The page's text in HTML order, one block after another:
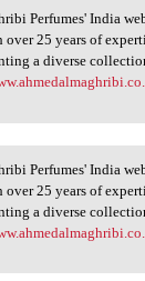
Perfumes'
Perfumes' India
over 25 years of
a diverse
Perfumes'
Perfumes' India
over 25 years of
a diverse